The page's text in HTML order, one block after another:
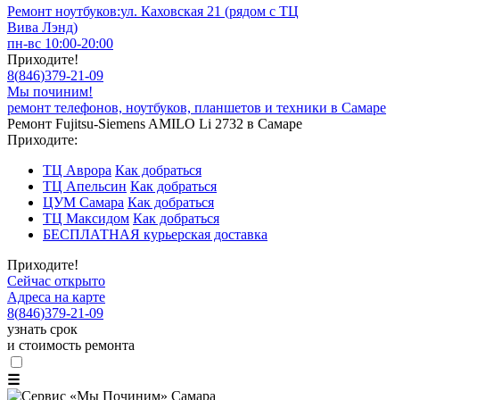
Ремонт ноутбуков:ул. Каховская 21 (рядом с ТЦ
Вива Лэнд)
пн-вс 10:00-20:00
Приходите!
8(846)379-21-09
Мы починим!
ремонт телефонов, ноутбуков, планшетов и техники в Самаре
Ремонт Fujitsu-Siemens AMILO Li 2732 в Самаре
Приходите:
ТЦ Аврора Как добраться
ТЦ Апельсин Как добраться
ЦУМ Самара Как добраться
ТЦ Максидом Как добраться
БЕСПЛАТНАЯ курьерская доставка
Приходите!
Сейчас открыто
Адреса на карте
8(846)379-21-09
узнать срок
и стоимость ремонта
☰